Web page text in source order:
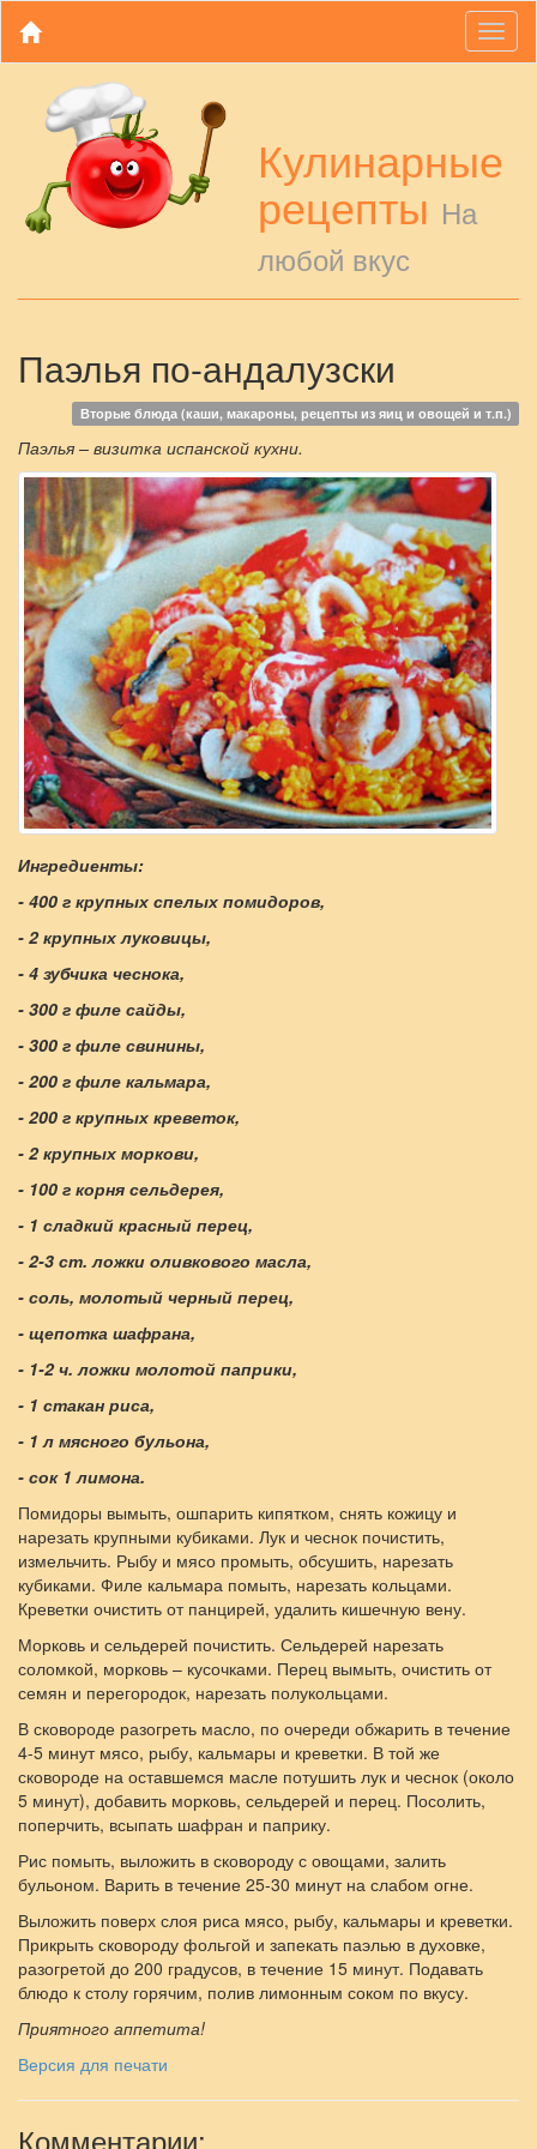
Кулинарные
рецепты На
любой вкус
Паэлья по-андалузски
Вторые блюда (каши, макароны, рецепты из яиц и овощей и т.п.)
Паэлья – визитка испанской кухни.
Ингредиенты:
- 400 г крупных спелых помидоров,
- 2 крупных луковицы,
- 4 зубчика чеснока,
- 300 г филе сайды,
- 300 г филе свинины,
- 200 г филе кальмара,
- 200 г крупных креветок,
- 2 крупных моркови,
- 100 г корня сельдерея,
- 1 сладкий красный перец,
- 2-3 ст. ложки оливкового масла,
- соль, молотый черный перец,
- щепотка шафрана,
- 1-2 ч. ложки молотой паприки,
- 1 стакан риса,
- 1 л мясного бульона,
- сок 1 лимона.
Помидоры вымыть, ошпарить кипятком, снять кожицу и
нарезать крупными кубиками. Лук и чеснок почистить,
измельчить. Рыбу и мясо промыть, обсушить, нарезать
кубиками. Филе кальмара помыть, нарезать кольцами.
Креветки очистить от панцирей, удалить кишечную вену.
Морковь и сельдерей почистить. Сельдерей нарезать
соломкой, морковь – кусочками. Перец вымыть, очистить от
семян и перегородок, нарезать полукольцами.
В сковороде разогреть масло, по очереди обжарить в течение
4-5 минут мясо, рыбу, кальмары и креветки. В той же
сковороде на оставшемся масле потушить лук и чеснок (около
5 минут), добавить морковь, сельдерей и перец. Посолить,
поперчить, всыпать шафран и паприку.
Рис помыть, выложить в сковороду с овощами, залить
бульоном. Варить в течение 25-30 минут на слабом огне.
Выложить поверх слоя риса мясо, рыбу, кальмары и креветки.
Прикрыть сковороду фольгой и запекать паэлью в духовке,
разогретой до 200 градусов, в течение 15 минут. Подавать
блюдо к столу горячим, полив лимонным соком по вкусу.
Приятного аппетита!
Версия для печати
Комментарии: